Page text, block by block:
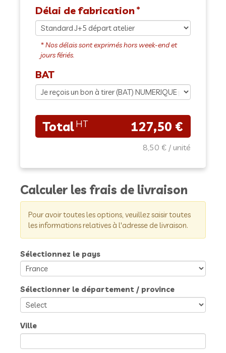
Délai de fabrication
BAT
127,50 €
8,50 €
Calculer les frais de livraison
Pour avoir toutes les options, veuillez saisir toutes
les informations relatives à l'adresse de livraison.
Sélectionnez le pays
Sélectionner le département / province
Ville